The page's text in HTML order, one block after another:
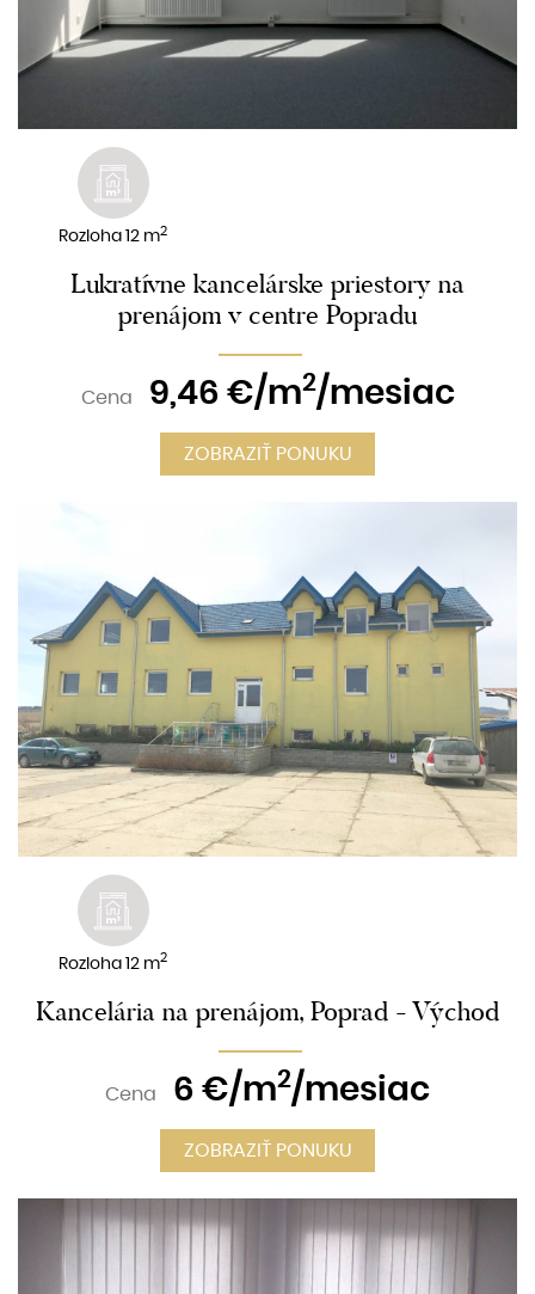
Rozloha 12 m2
Lukratívne kancelárske priestory na
prenájom v centre Popradu
Cena 9,46 €/m2/mesiac
ZOBRAZIŤ PONUKU
Rozloha 12 m2
Kancelária na prenájom, Poprad - Východ
Cena 6 €/m2/mesiac
ZOBRAZIŤ PONUKU